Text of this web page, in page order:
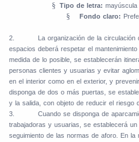
§ Tipo de letra:mayúscula
§ Fondo claro:
2.
La organización de la
espacios deberá respetar el
medida de lo posible, se establecerán
personas clientes y usuarias y evitar
en el interior como en el exterior, y
disponga de dos o más puertas, se
y la salida, con objeto de reducir el riesgo
3.
Cuando se disponga de
trabajadoras y usuarias, se establecerá
seguimiento de las normas de aforo. En